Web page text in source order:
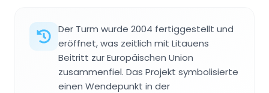
Der Turm wurde 2004 fertiggestellt und
eröffnet, was zeitlich mit Litauens
Beitritt zur Europäischen Union
zusammenfiel. Das Projekt symbolisierte
einen Wendepunkt in der